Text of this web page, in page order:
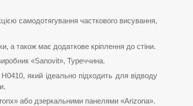
самодотягування часткового висування,
а також має додаткове кріплення до стіни.
«Sanovit», Туреччина.
який ідеально підходить для відводу
або дзеркальними панелями «Arizona».